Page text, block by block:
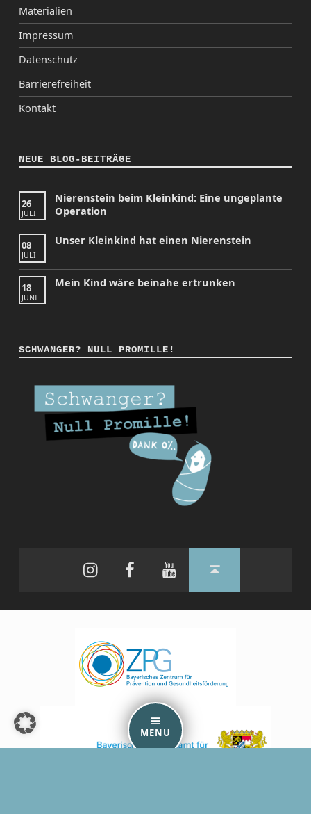
MENU
Materialien
Impressum
Datenschutz
Barrierefreiheit
Kontakt
NEUE BLOG-BEITRÄGE
26
JULI
Nierenstein beim Kleinkind: Eine ungeplante
Operation
08
JULI
Unser Kleinkind hat einen Nierenstein
18
JUNI
Mein Kind wäre beinahe ertrunken
SCHWANGER? NULL PROMILLE!
FacebookYouTubeBack to top ↑